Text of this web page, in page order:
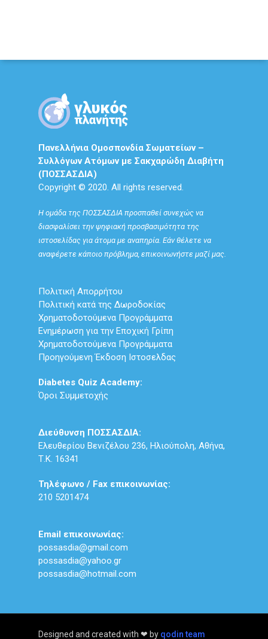
Πανελλήνια Ομοσπονδία Σωματείων –
Συλλόγων Ατόμων με Σακχαρώδη Διαβήτη
(ΠΟΣΣΑΣΔΙΑ)
Copyright © 2020. All rights reserved.
Η ομάδα της ΠΟΣΣΑΣΔΙΑ προσπαθεί συνεχώς να
διασφαλίσει την ψηφιακή προσβασιμότητα της
ιστοσελίδας για άτομα με αναπηρία. Εάν θέλετε να
αναφέρετε κάποιο πρόβλημα, επικοινωνήστε μαζί μας.
Πολιτική Απορρήτου
Πολιτική κατά της Δωροδοκίας
Χρηματοδοτούμενα Προγράμματα
Ενημέρωση για την Εποχική Γρίπη
Χρηματοδοτούμενα Προγράμματα
Προηγούμενη Έκδοση Ιστοσελδας
Diabetes Quiz Academy:
Όροι Συμμετοχής
Διεύθυνση ΠΟΣΣΑΣΔΙΑ:
Ελευθερίου Βενιζέλου 236, Ηλιούπολη, Αθήνα,
Τ.Κ. 16341
Τηλέφωνο / Fax επικοινωνίας:
210 5201474
Email επικοινωνίας:
possasdia@gmail.com
possasdia@yahoo.gr
possasdia@hotmail.com
Designed and created with ❤ by qodin team